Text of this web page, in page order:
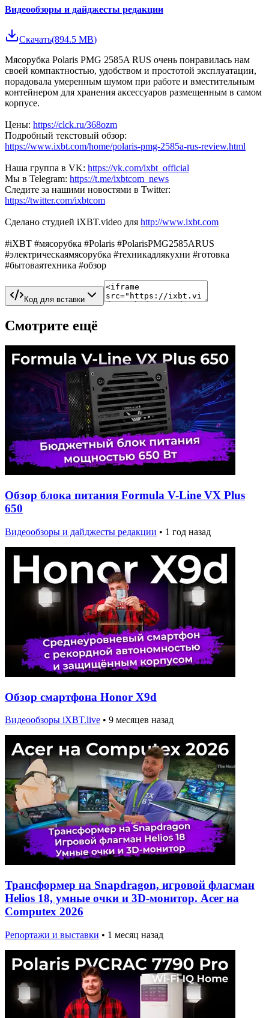
Видеообзоры и дайджесты редакции
Скачать(894.5 MB)
Мясорубка Polaris PMG 2585A RUS очень понравилась нам
своей компактностью, удобством и простотой эксплуатации,
порадовала умеренным шумом при работе и вместительным
контейнером для хранения аксессуаров размещенным в самом
корпусе.
Цены: https://clck.ru/368ozm
Подробный текстовый обзор:
https://www.ixbt.com/home/polaris-pmg-2585a-rus-review.html
Наша группа в VK: https://vk.com/ixbt_official
Мы в Telegram: https://t.me/ixbtcom_news
Следите за нашими новостями в Twitter:
https://twitter.com/ixbtcom
Сделано студией iXBT.video для http://www.ixbt.com
#iXBT #мясорубка #Polaris #PolarisPMG2585ARUS
#электрическаямясорубка #техникадлякухни #готовка
#бытоваятехника #обзор
Код для вставки
Смотрите ещё
Обзор блока питания Formula V-Line VX Plus
650
Видеообзоры и дайджесты редакции • 1 год назад
Обзор смартфона Honor X9d
Видеообзоры iXBT.live • 9 месяцев назад
Трансформер на Snapdragon, игровой флагман
Helios 18, умные очки и 3D-монитор. Acer на
Computex 2026
Репортажи и выставки • 1 месяц назад